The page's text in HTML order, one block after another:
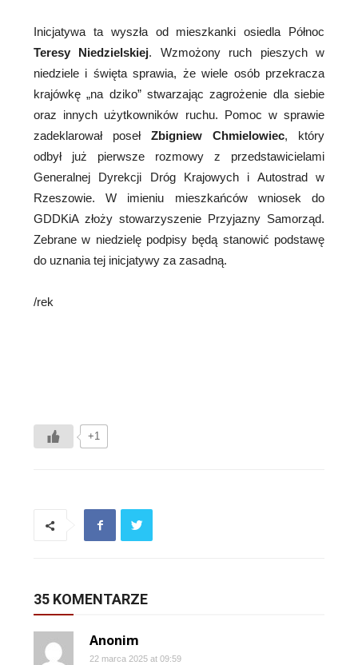
Inicjatywa ta wyszła od mieszkanki osiedla Północ
Teresy Niedzielskiej. Wzmożony ruch pieszych w
niedziele i święta sprawia, że wiele osób przekracza
krajówkę „na dziko” stwarzając zagrożenie dla siebie
oraz innych użytkowników ruchu. Pomoc w sprawie
zadeklarował poseł Zbigniew Chmielowiec, który
odbył już pierwsze rozmowy z przedstawicielami
Generalnej Dyrekcji Dróg Krajowych i Autostrad w
Rzeszowie. W imieniu mieszkańców wniosek do
GDDKiA złoży stowarzyszenie Przyjazny Samorząd.
Zebrane w niedzielę podpisy będą stanowić podstawę
do uznania tej inicjatywy za zasadną.
/rek
+1
35 KOMENTARZE
Anonim
22 marca 2025 at 09:59